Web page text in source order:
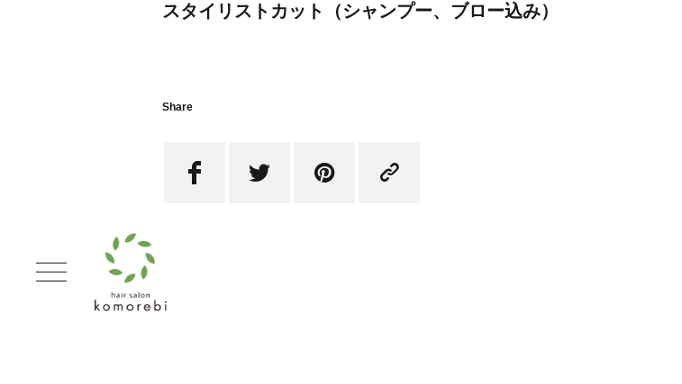
スタイリストカット（シャンプー、ブロー込み）
Share
   